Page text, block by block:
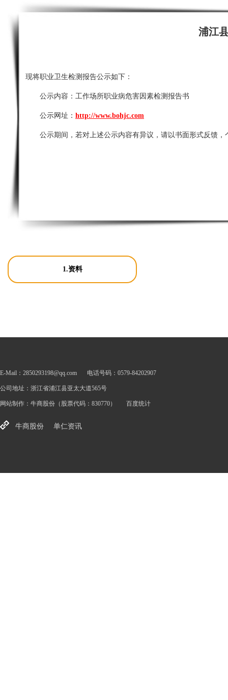
浦江
现将职业卫生检测报告公示如下：
公示内容： 工作场所职业病危害因素检测报告书
公示网址： http://www.bohjc.com
公示期间，若对上述公示内容有异议，请以书面形式反馈，
1.资料
E-Mail：2850293198@qq.com 电话号码：0579-84202907
公司地址：浙江省浦江县亚太大道565号
网站制作： 牛商股份 （股票代码：830770） 百度统计
牛商股份 单仁资讯